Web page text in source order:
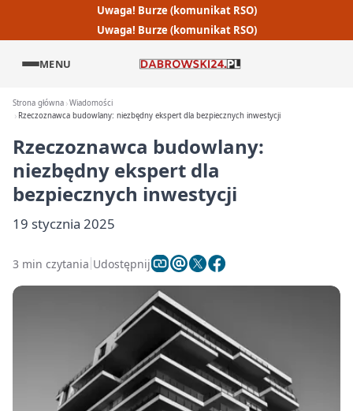
Uwaga! Burze (komunikat RSO)
Uwaga! Burze (komunikat RSO)
MENU
Strona główna Wiadomości
Rzeczoznawca budowlany: niezbędny ekspert dla bezpiecznych inwestycji
Rzeczoznawca budowlany:
niezbędny ekspert dla
bezpiecznych inwestycji
19 stycznia 2025
3 min czytania Udostępnij